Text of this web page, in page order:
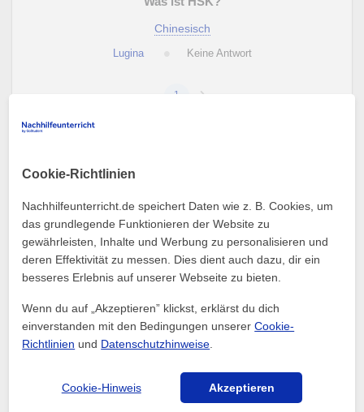
Chinesisch
Lugina Keine Antwort
1
Herzlich willkommen im Fragen-Bereich. Du kannst
spezifische Fragen zu einem beliebigen Thema oder einer
Sprache stellen und erhälst Antworten von der Community
von Nachhilfeunterricht.de.
Nutze diesen Bereich, wenn du eine spezifische Frage zu
einer Sprache oder einem Thema/Fach hast. Denke daran,
dass es Tausende von Lehrkräften gibt, bei denen du auch
Nachhilfe- oder Privatstunden nehmen kannst.
- Stelle deine Frage zu dem Thema, Fach oder Sprache.
Cookie-Richtlinien
Nachhilfeunterricht.de speichert Daten wie z. B. Cookies, um
das grundlegende Funktionieren der Website zu
gewährleisten, Inhalte und Werbung zu personalisieren und
deren Effektivität zu messen. Dies dient auch dazu, dir ein
besseres Erlebnis auf unserer Webseite zu bieten.
Wenn du auf „Akzeptieren” klickst, erklärst du dich
einverstanden mit den Bedingungen unsererCookie-
Richtlinien und Datenschutzhinweise
Cookie-Hinweis Akzeptieren